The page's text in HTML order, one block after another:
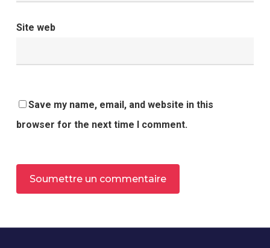
Site web
Save my name, email, and website in this
browser for the next time I comment.